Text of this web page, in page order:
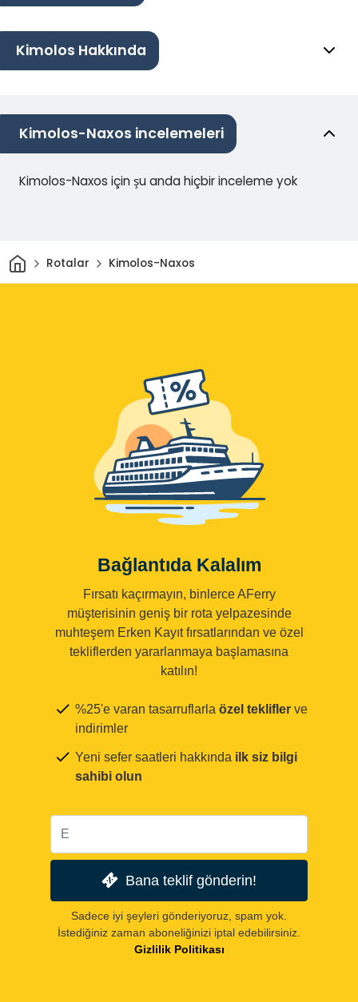
Kimolos Hakkında
Kimolos-Naxos incelemeleri
Kimolos-Naxos için şu anda hiçbir inceleme yok
Ev Rotalar Kimolos-Naxos
Bağlantıda Kalalım
Fırsatı kaçırmayın, binlerce AFerry
müşterisinin geniş bir rota yelpazesinde
muhteşem Erken Kayıt fırsatlarından ve özel
tekliflerden yararlanmaya başlamasına
katılın!
%25'e varan tasarruflarla özel teklifler ve
indirimler
Yeni sefer saatleri hakkında ilk siz bilgi
sahibi olun
Bana teklif gönderin!
Sadece iyi şeyleri gönderiyoruz, spam yok.
İstediğiniz zaman aboneliğinizi iptal edebilirsiniz.
Gizlilik Politikası